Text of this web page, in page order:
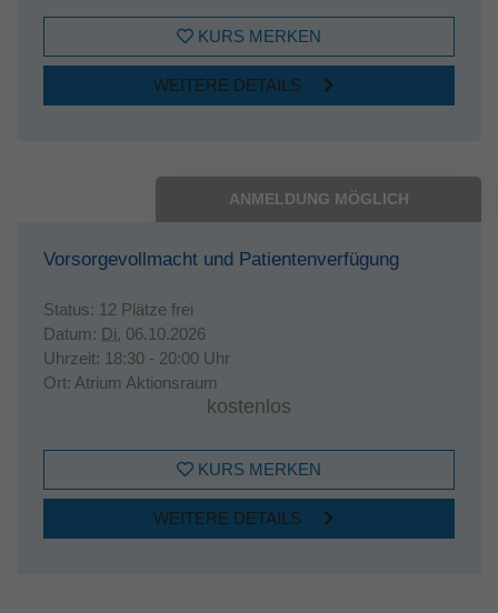
KURS MERKEN
WEITERE DETAILS
ANMELDUNG MÖGLICH
Vorsorgevollmacht und Patientenverfügung
Status: 12 Plätze frei
Datum: Di. 06.10.2026
Uhrzeit: 18:30 - 20:00 Uhr
Ort: Atrium Aktionsraum
kostenlos
KURS MERKEN
WEITERE DETAILS